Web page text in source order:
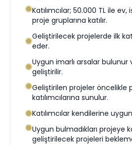
Katılımcılar; 50.000 TL ile
proje gruplarına katılır.
Geliştirilecek projelerde ilk
eder.
Uygun imarlı arsalar bulunur
geliştirilir.
Geliştirilen projeler öncelikle
katılımcılarına sunulur.
Katılımcılar kendilerine
Uygun bulmadıkları projeye
geliştirilecek projeleri